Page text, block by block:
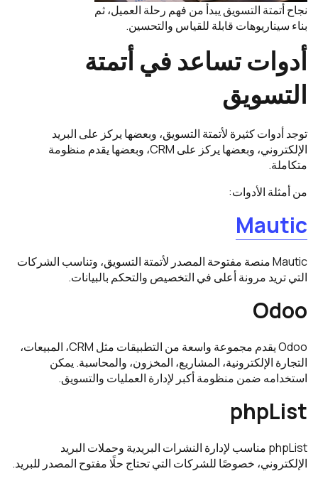
نجاح أتمتة التسويق يبدأ من فهم رحلة العميل، ثم
بناء سيناريوهات قابلة للقياس والتحسين.
أدوات تساعد في أتمتة
التسويق
توجد أدوات كثيرة لأتمتة التسويق، وبعضها يركز على البريد
الإلكتروني، وبعضها يركز على CRM، وبعضها يقدم منظومة
متكاملة.
من أمثلة الأدوات:
Mautic
Mautic منصة مفتوحة المصدر لأتمتة التسويق، وتناسب الشركات
التي تريد مرونة أعلى في التخصيص والتحكم بالبيانات.
Odoo
Odoo يقدم مجموعة واسعة من التطبيقات مثل CRM، المبيعات،
التجارة الإلكترونية، المشاريع، المخزون، والمحاسبة. يمكن
استخدامه ضمن منظومة أكبر لإدارة العمليات والتسويق.
phpList
phpList مناسب لإدارة النشرات البريدية وحملات البريد
الإلكتروني، خصوصًا للشركات التي تحتاج حلًا مفتوح المصدر للبريد.